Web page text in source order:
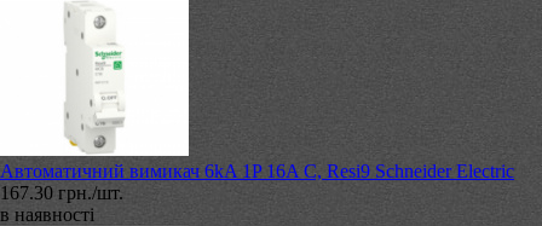
Автоматичний вимикач 6kA 1P 16A C, Resi9 Schneider Electric
167.30 грн./шт.
в наявності